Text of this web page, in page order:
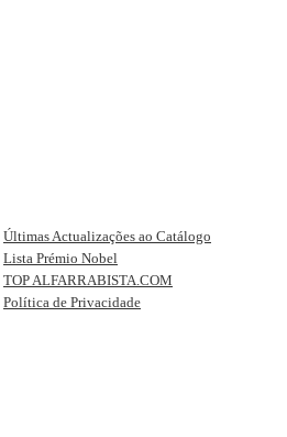
Últimas Actualizações ao Catálogo
Lista Prémio Nobel
TOP ALFARRABISTA.COM
Política de Privacidade